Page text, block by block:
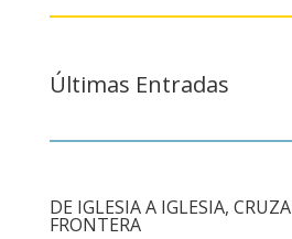
Últimas Entradas
DE IGLESIA A IGLESIA,
FRONTERA